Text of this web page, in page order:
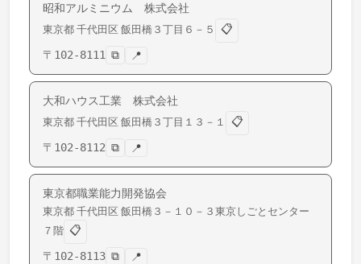
昭和アルミニウム 株式会社
東京都 千代田区 飯田橋 ３丁目６－５
📋
〒 102-8111 ⧉ 📍
大和ハウス工業 株式会社
東京都 千代田区 飯田橋 ３丁目１３－１
📋
〒 102-8112 ⧉ 📍
東京都職業能力開発協会
東京都 千代田区 飯田橋 ３－１０－３東京しごとセンター
７階 📋
〒 102-8113 ⧉ 📍